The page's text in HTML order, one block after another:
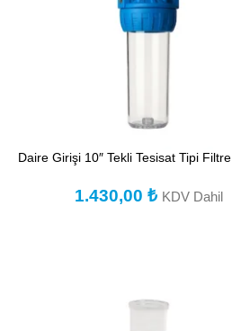
Daire Girişi 10″ Tekli Tesisat Tipi Filtre
1.430,00 ₺ KDV Dahil